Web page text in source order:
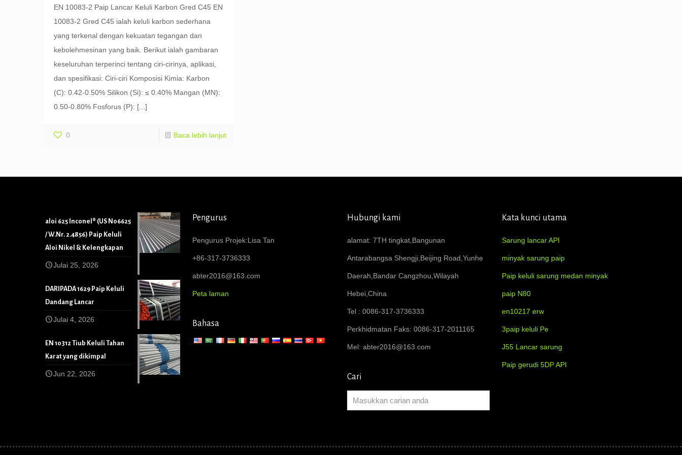
EN 10083-2 Paip Lancar Keluli Karbon Gred C45 EN
10083-2 Gred C45 ialah keluli karbon sederhana
yang terkenal dengan kekuatan tegangan dan
kebolehmesinan yang baik. Berikut ialah gambaran
keseluruhan terperinci tentang ciri-cirinya, aplikasi,
dan spesifikasi: Ciri-ciri Komposisi Kimia: Karbon
(C): 0.42-0.50% Silikon (Si): ≤ 0.40% Mangan (MN):
0.50-0.80% Fosforus (P): [...]
0 Baca lebih lanjut
aloi 625 Inconel® (US N06625
/ W.Nr. 2.4856) Paip Keluli
Aloi Nikel & Kelengkapan
Julai 25, 2026
DARIPADA 1629 Paip Keluli
Dandang Lancar
Julai 4, 2026
EN 10312 Tiub Keluli Tahan
Karat yang dikimpal
Jun 22, 2026
Pengurus
Pengurus Projek:Lisa Tan
+86-317-3736333
abter2016@163.com
Peta laman
Bahasa
Hubungi kami
alamat: 7TH tingkat,Bangunan
Antarabangsa Shengji,Beijing Road,Yunhe
Daerah,Bandar Cangzhou,Wilayah
Hebei,China
Tel : 0086-317-3736333
Perkhidmatan Faks: 0086-317-2011165
Mel: abter2016@163.com
Cari
Kata kunci utama
Sarung lancar API
minyak sarung paip
Paip keluli sarung medan minyak
paip N80
en10217 erw
3paip keluli Pe
J55 Lancar sarung
Paip gerudi 5DP API